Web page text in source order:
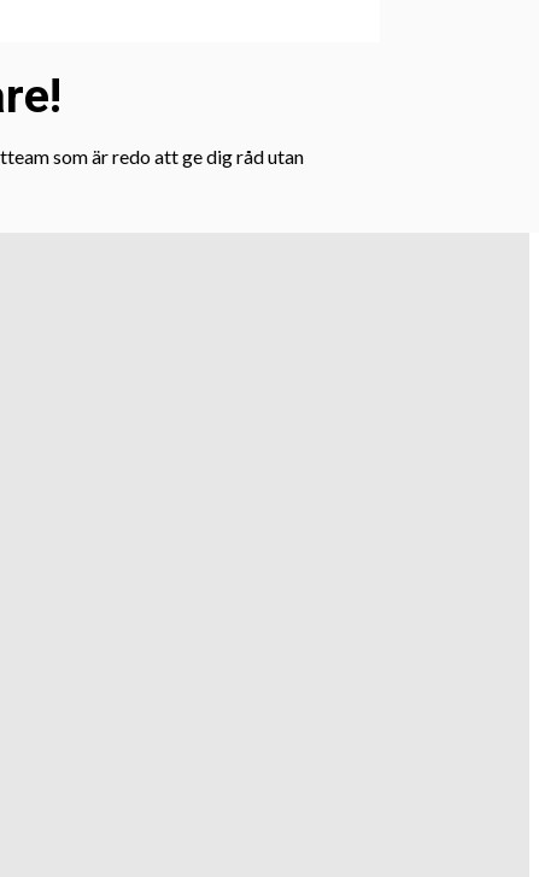
som är redo att ge dig råd utan